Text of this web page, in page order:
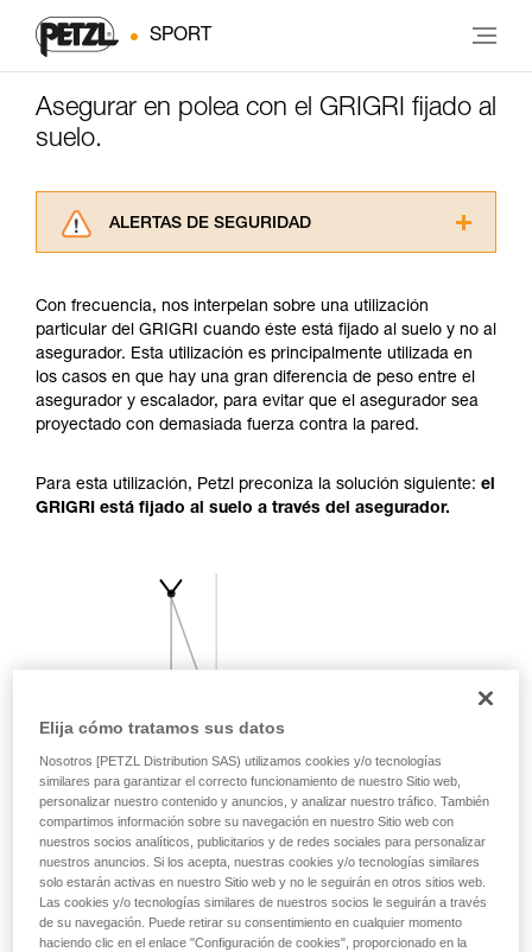
SPORT
Asegurar en polea con el GRIGRI fijado al
suelo.
ALERTAS DE SEGURIDAD
consultarlo. Usted debe comprender la
información de la ficha técnica para poder
comprender este complemento informativo.
Dominar estas técnicas requiere una formación
y un entrenamiento específico. Confirme a
través de un profesional su capacidad para
seguridad, antes de ejecutarlas de forma
autónoma.
describimos aquí.
Con frecuencia, nos interpelan sobre una utilización
particular del GRIGRI cuando éste está fijado al suelo y no al
asegurador. Esta utilización es principalmente utilizada en
los casos en que hay una gran diferencia de peso entre el
asegurador y escalador, para evitar que el asegurador sea
proyectado con demasiada fuerza contra la pared.
Para esta utilización, Petzl preconiza la solución siguiente: el
GRIGRI está fijado al suelo a través del asegurador.
Elija cómo tratamos sus datos
Nosotros [PETZL Distribution SAS) utilizamos cookies y/o tecnologías
similares para garantizar el correcto funcionamiento de nuestro Sitio web,
personalizar nuestro contenido y anuncios, y analizar nuestro tráfico. También
compartimos información sobre su navegación en nuestro Sitio web con
nuestros socios analíticos, publicitarios y de redes sociales para personalizar
nuestros anuncios. Si los acepta, nuestras cookies y/o tecnologías similares
solo estarán activas en nuestro Sitio web y no le seguirán en otros sitios web.
Las cookies y/o tecnologías similares de nuestros socios le seguirán a través
de su navegación. Puede retirar su consentimiento en cualquier momento
haciendo clic en el enlace "Configuración de cookies", proporcionado en la